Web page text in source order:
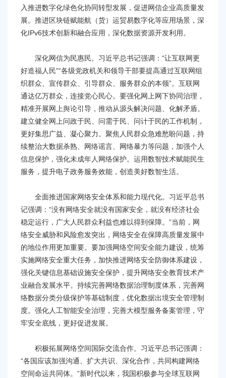
入推进数字化绿色化协同转型发展，促进网信企业高质量发
展。推进区块链赋能航（货）运贸易数字化等应用场景，深
化IPv6技术创新和融合应用，深化数据资源开发利用。
深化网信为民惠民。习近平总书记强调：“让互联网更
好造福人民”“各级党政机关和领导干部要提高通过互联网组
织群众、宣传群众、引导群众、服务群众的本领”。互联网
通达亿万群众，连接党心民心。要强化网上网下协同治理，
精准开展网上舆论引导，推动从源头解决问题、化解矛盾。
建立健全网上问政于民、问需于民、问计于民的工作机制，
更好集思广益、凝心聚力。聚焦人民群众急难愁盼问题，持
续整治大数据杀熟、网络谣言、网络暴力等问题，加强个人
信息保护，强化未成年人网络保护。运用数智技术赋能民生
服务，提升电子政务服务效能，创造美好数智生活。
全面推进国家网络安全体系和能力现代化。习近平总书
记强调：“没有网络安全就没有国家安全，就没有经济社会
稳定运行，广大人民群众利益也难以得到保障。”当前，网
络安全威胁和风险愈发突出，网络安全在保障高质量发展中
的地位作用更加重要。要加强网络空间安全能力建设，统筹
实施网络安全重大任务，加快推进网络安全防御体系建设，
强化关键信息基础设施安全保护，提升网络安全教育技术产
业融合发展水平。持续完善网络数据治理制度体系，完善网
络数据分类分级保护等基础制度，优化数据出境安全管理制
度。强化人工智能安全治理，完善大模型服务备案管理，守
牢安全底线，更好促进发展。
积极拓展网络空间国际交流合作。习近平总书记强调：
“各国应该加强沟通、扩大共识、深化合作，共同构建网络
空间命运共同体。”新时代以来，我国积极参与全球互联网